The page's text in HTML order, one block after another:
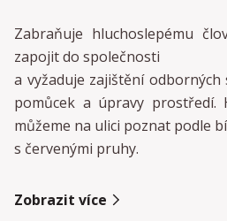
Zabraňuje hluchoslepému
zapojit do společnosti
a vyžaduje zajištění odborných
pomůcek a úpravy prostředí.
můžeme na ulici poznat podle
s červenými pruhy.
Zobrazit více